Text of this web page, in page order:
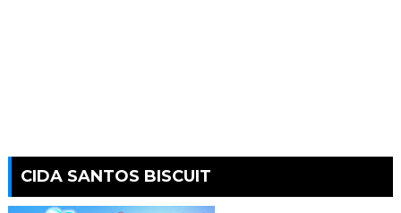
CIDA SANTOS BISCUIT